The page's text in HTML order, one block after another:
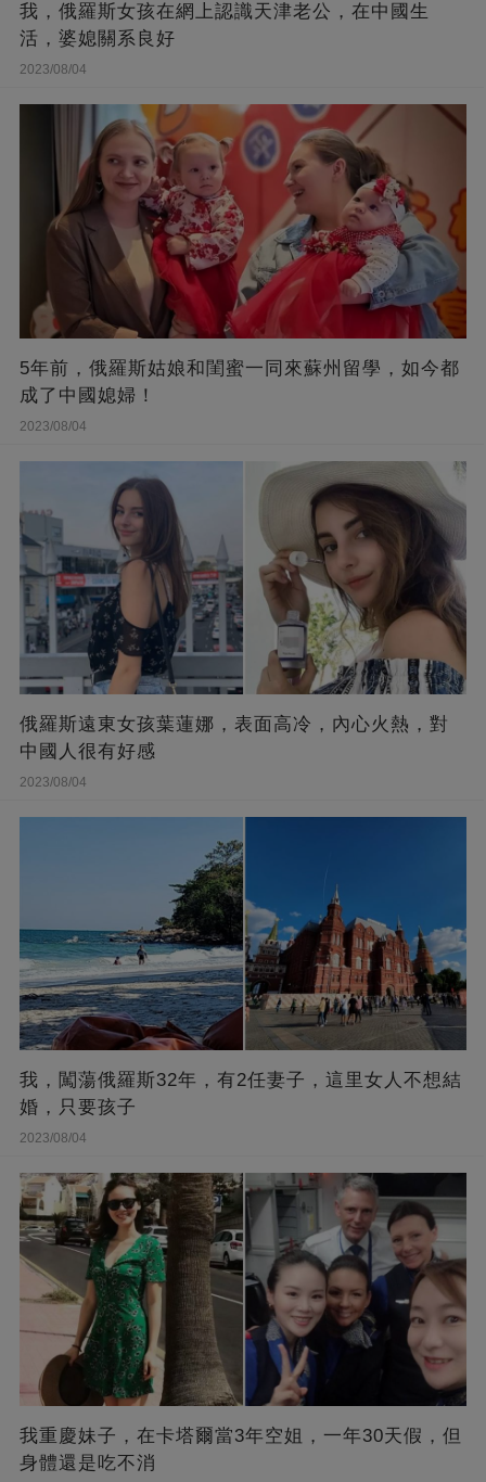
我，俄羅斯女孩在網上認識天津老公，在中國生
活，婆媳關系良好
2023/08/04
5年前，俄羅斯姑娘和閨蜜一同來蘇州留學，如今都
成了中國媳婦！
2023/08/04
俄羅斯遠東女孩葉蓮娜，表面高冷，內心火熱，對
中國人很有好感
2023/08/04
我，闖蕩俄羅斯32年，有2任妻子，這里女人不想結
婚，只要孩子
2023/08/04
我重慶妹子，在卡塔爾當3年空姐，一年30天假，但
身體還是吃不消